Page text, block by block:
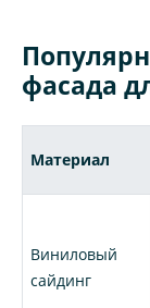
фасада
Материал
Виниловый
сайдинг